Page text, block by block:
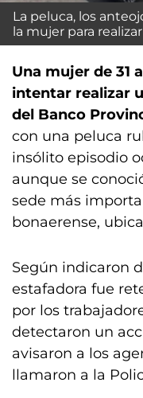
La peluca, los
la mujer para
Una mujer de 31
intentar realizar
del Banco
con una peluca
insólito episodio
aunque se
sede más
bonaerense,
Según indicaron
estafadora fue
por los
detectaron un
avisaron a los
llamaron a la